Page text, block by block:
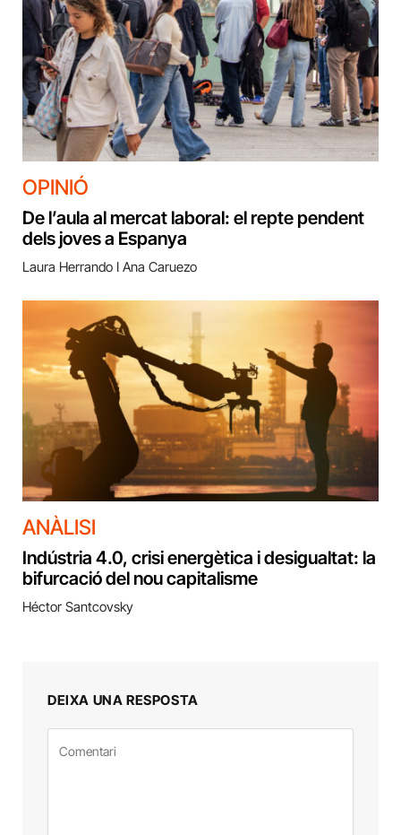
OPINIÓ
De l’aula al mercat laboral: el repte pendent
dels joves a Espanya
Laura Herrando I Ana Caruezo
ANÀLISI
Indústria 4.0, crisi energètica i desigualtat: la
bifurcació del nou capitalisme
Héctor Santcovsky
DEIXA UNA RESPOSTA